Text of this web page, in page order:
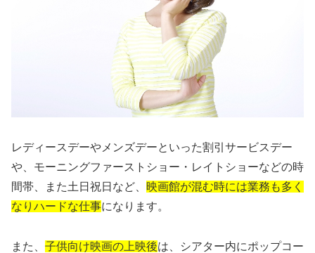
レディースデーやメンズデーといった割引サービスデー
や、モーニングファーストショー・レイトショーなどの時
間帯、また土日祝日など、 映画館が混む時には業務も多く
なりハードな仕事になります。
また、 子供向け映画の上映後は、シアター内にポップコー